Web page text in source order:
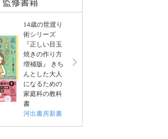
監修書籍
14歳の世渡り
術シリーズ
『正しい目玉
焼きの作り方
増補版』 きち
んとした大人
になるための
家庭科の教科
書
河出書房新書